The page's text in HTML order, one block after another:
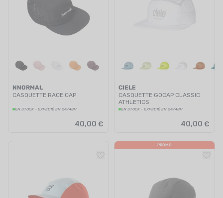
NNORMAL
CASQUETTE RACE CAP
EN STOCK - EXPÉDIÉ EN 24/48H
40,00 €
CIELE
CASQUETTE GOCAP CLASSIC
ATHLETICS
EN STOCK - EXPÉDIÉ EN 24/48H
40,00 €
PROMO